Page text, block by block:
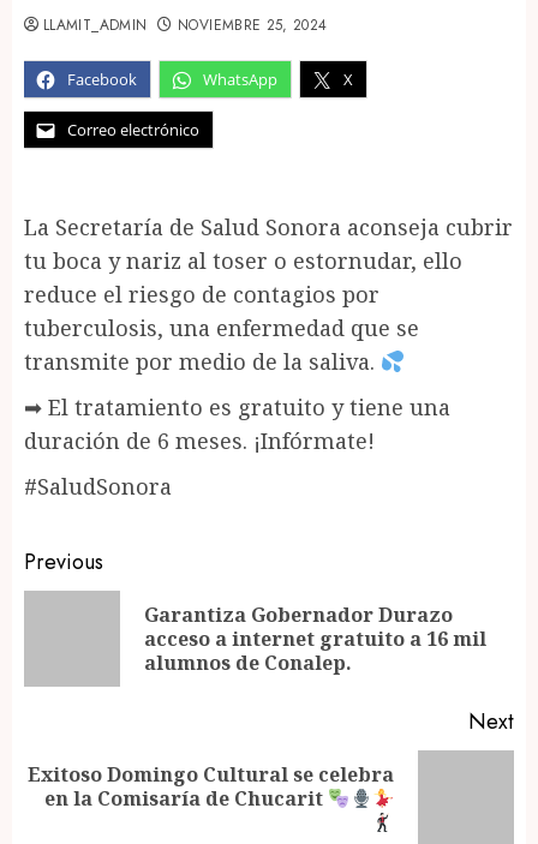
Facebook WhatsApp X
Correo electrónico
LLAMIT_ADMIN NOVIEMBRE 25, 2024
La Secretaría de Salud Sonora aconseja cubrir
tu boca y nariz al toser o estornudar, ello
reduce el riesgo de contagios por
tuberculosis, una enfermedad que se
transmite por medio de la saliva.
➡ El tratamiento es gratuito y tiene una
duración de 6 meses. ¡Infórmate!
#SaludSonora
Post
navigation
Previous
Garantiza Gobernador Durazo
acceso a internet gratuito a 16 mil
alumnos de Conalep.
Next
Next
Exitoso Domingo Cultural se celebra
en la Comisaría de Chucarit